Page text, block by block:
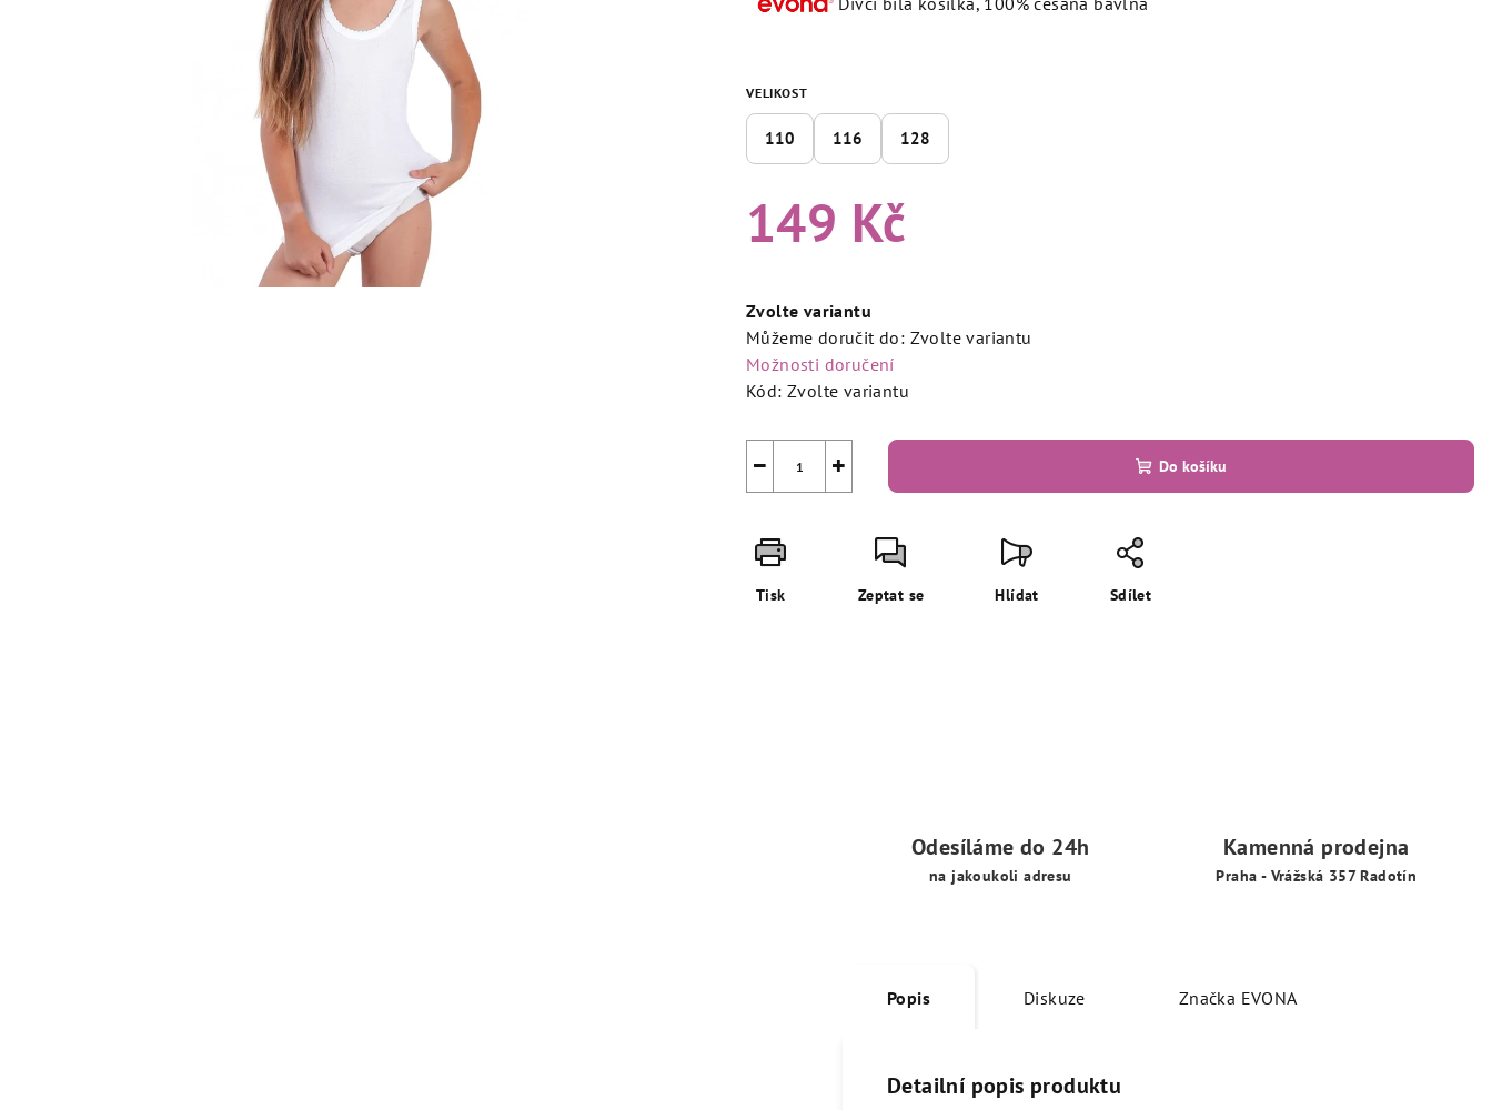
5,0
hvězdiček.
VELIKOST
110 116 128
149 Kč
cena:
Zvolte variantu
Můžeme doručit do: Zvolte variantu
Možnosti doručení
Kód: Zvolte variantu
+
− Do košíku
Tisk Zeptat se Hlídat Sdílet
Odesíláme do 24h
na jakoukoli adresu
Kamenná prodejna
Praha - Vrážská 357 Radotín
Popis Diskuze Značka EVONA
Detailní popis produktu